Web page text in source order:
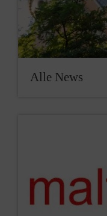
Alle News